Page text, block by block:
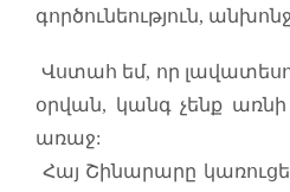
գործունեություն,
Վստահ եմ, որ
օրվան, կանգ չենք առնի
առաջ:
Հայ Շինարարը